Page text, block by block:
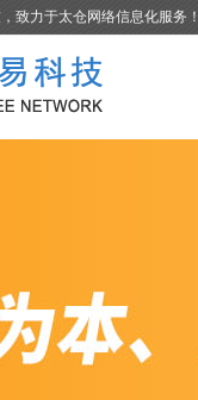
致力于太仓网络信息化服务！